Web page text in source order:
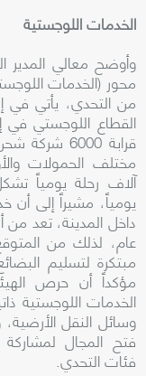
الخدمات اللوجستية
وأوضح معالي
محور (الخدمات
من التحدي، يأتي
القطاع اللوجستي في
يومياً، مشيراً إلى أن
داخل المدينة، تعد
عام، لذلك من
مبتكرة لتسليم
مؤكداً أن حرص
الخدمات اللوجستية
وسائل النقل
فتح المجال
فئات التحدي.